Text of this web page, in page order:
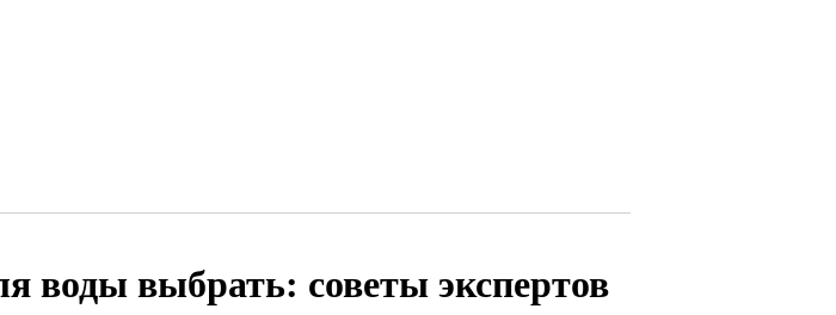
воды выбрать: советы экспертов